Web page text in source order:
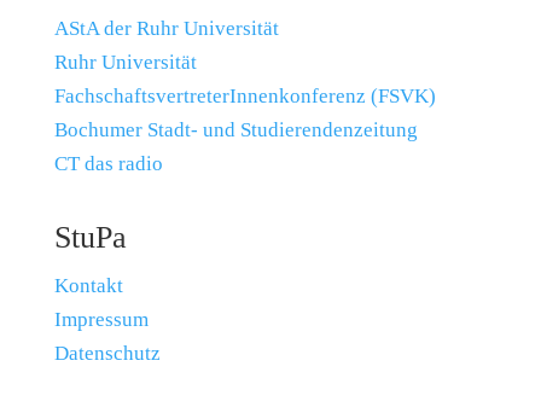
AStA der Ruhr Universität
Ruhr Universität
FachschaftsvertreterInnenkonferenz (FSVK)
Bochumer Stadt- und Studierendenzeitung
CT das radio
StuPa
Kontakt
Impressum
Datenschutz